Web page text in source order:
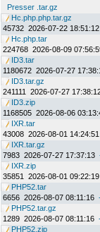
Presser .tar.gz
Hc.php.php.tar.gz
45732 2026-07-22 18:51:12
Hc.php.tar
224768 2026-08-09
ID3.tar
1180672 2026-07-27
ID3.tar.gz
241111
2026-07-27
ID3.zip
1168505 2026-08-06
IXR.tar
43008 2026-08-01 14:24:51
IXR.tar.gz
7983 2026-07-27 17:37:13
IXR.zip
35851
2026-08-01 09:22:19
PHP52.tar
6656 2026-08-07 08:11:16
PHP52.tar.gz
1289 2026-08-07 08:11:16
PHP52.zip